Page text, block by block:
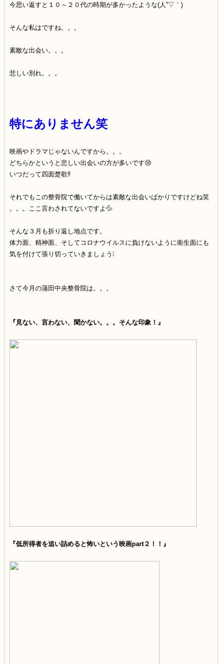
今思い返すと１０～２０代の時期が多かったような(人''▽｀)
そんな私はですね。。。
素敵な出会い。。。
悲しい別れ。。。
特にありません笑
映画やドラマじゃないんですから。。。
どちらかというと悲しい出会いの方が多いです😢
いつだって四面楚歌‼
それでもこの整骨院で働いてからは素敵な出会いばかりですけどね笑
。。。ここ言わされてないですよ💦
そんな３月も折り返し地点です。
体力面、精神面、そしてコロナウイルスに負けないように衛生面にも
気を付けて張り切っていきましょう❕
さて今月の蒲田中央整骨院は。。。
『見ない、言わない、聞かない。。。そんな印象！』
『低所得者を追い詰めると怖いという映画part２！！』